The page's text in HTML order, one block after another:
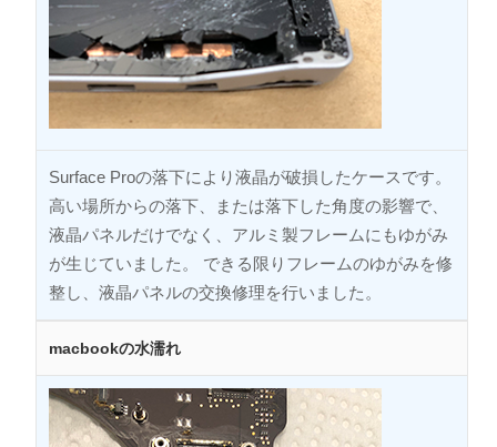
Surface Proの落下により液晶が破損したケースです。
高い場所からの落下、または落下した角度の影響で、
液晶パネルだけでなく、アルミ製フレームにもゆがみ
が生じていました。 できる限りフレームのゆがみを修
整し、液晶パネルの交換修理を行いました。
macbookの水濡れ